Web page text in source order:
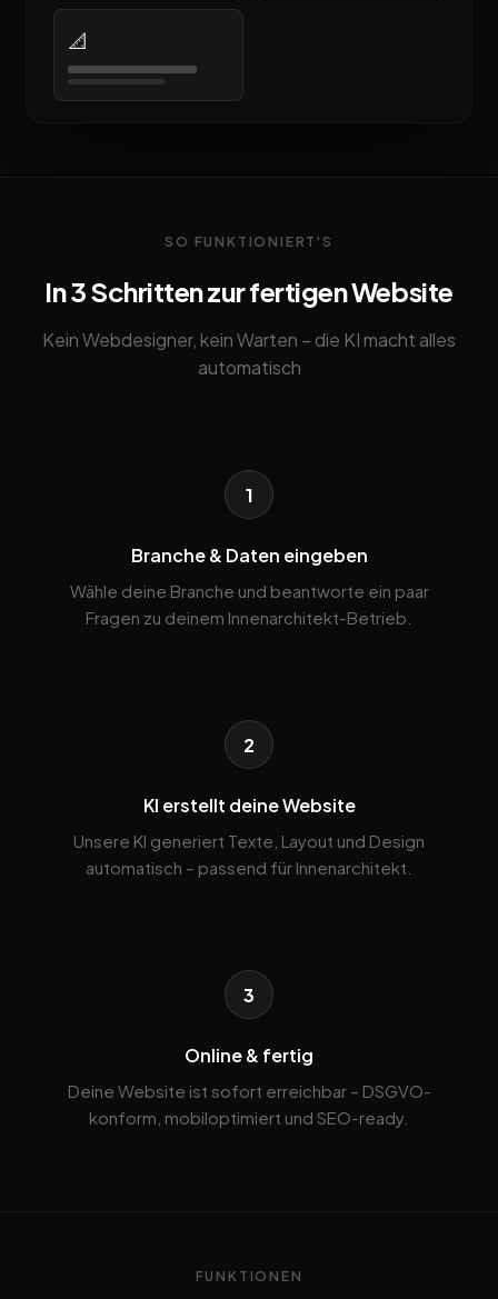
📐
SO FUNKTIONIERT'S
In 3 Schritten zur fertigen Website
Kein Webdesigner, kein Warten – die KI macht alles
automatisch
1
Branche & Daten eingeben
Wähle deine Branche und beantworte ein paar
Fragen zu deinem Innenarchitekt-Betrieb.
2
KI erstellt deine Website
Unsere KI generiert Texte, Layout und Design
automatisch – passend für Innenarchitekt.
3
Online & fertig
Deine Website ist sofort erreichbar – DSGVO-
konform, mobiloptimiert und SEO-ready.
FUNKTIONEN